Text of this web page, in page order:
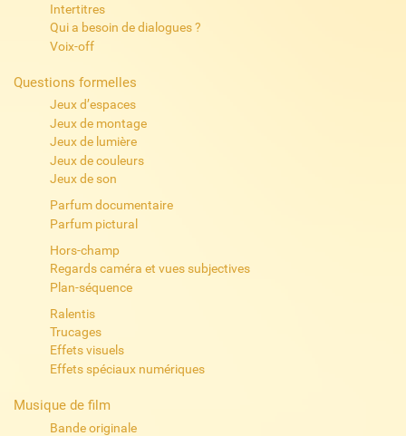
Intertitres
Qui a besoin de dialogues ?
Voix-off
Questions formelles
Jeux d’espaces
Jeux de montage
Jeux de lumière
Jeux de couleurs
Jeux de son
Parfum documentaire
Parfum pictural
Hors-champ
Regards caméra et vues subjectives
Plan-séquence
Ralentis
Trucages
Effets visuels
Effets spéciaux numériques
Musique de film
Bande originale